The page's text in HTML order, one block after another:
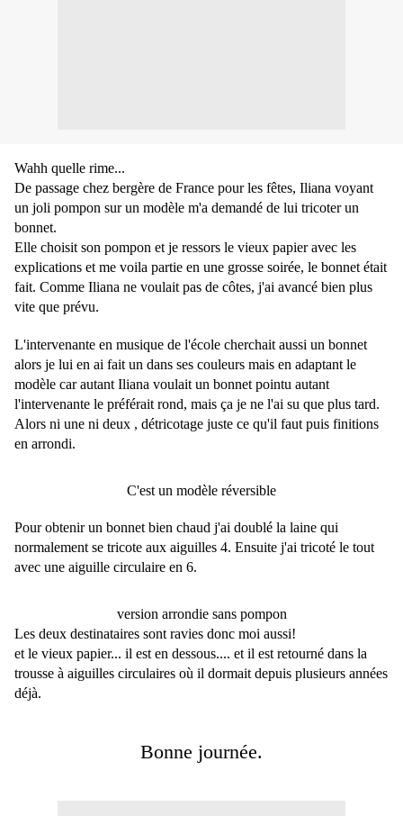
Wahh quelle rime...
De passage chez bergère de France pour les fêtes, Iliana voyant
un joli pompon sur un modèle m'a demandé de lui tricoter un
bonnet.
Elle choisit son pompon et je ressors le vieux papier avec les
explications et me voila partie en une grosse soirée, le bonnet était
fait. Comme Iliana ne voulait pas de côtes, j'ai avancé bien plus
vite que prévu.
L'intervenante en musique de l'école cherchait aussi un bonnet
alors je lui en ai fait un dans ses couleurs mais en adaptant le
modèle car autant Iliana voulait un bonnet pointu autant
l'intervenante le préférait rond, mais ça je ne l'ai su que plus tard.
Alors ni une ni deux , détricotage juste ce qu'il faut puis finitions
en arrondi.
C'est un modèle réversible
Pour obtenir un bonnet bien chaud j'ai doublé la laine qui
normalement se tricote aux aiguilles 4. Ensuite j'ai tricoté le tout
avec une aiguille circulaire en 6.
version arrondie sans pompon
Les deux destinataires sont ravies donc moi aussi!
et le vieux papier... il est en dessous.... et il est retourné dans la
trousse à aiguilles circulaires où il dormait depuis plusieurs années
déjà.
Bonne journée.